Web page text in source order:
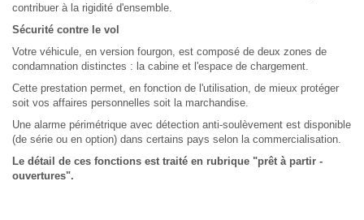
contribuer à la rigidité d'ensemble.
Sécurité contre le vol
Votre véhicule, en version fourgon, est composé de deux zones de
condamnation distinctes : la cabine et l'espace de chargement.
Cette prestation permet, en fonction de l'utilisation, de mieux protéger
soit vos affaires personnelles soit la marchandise.
Une alarme périmétrique avec détection anti-soulèvement est disponible
(de série ou en option) dans certains pays selon la commercialisation.
Le détail de ces fonctions est traité en rubrique "prêt à partir -
ouvertures".